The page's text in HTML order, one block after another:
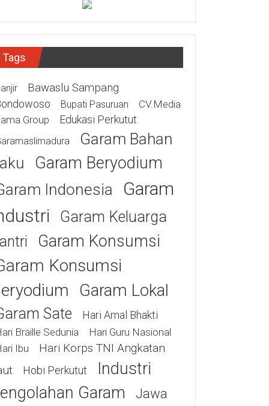
Tags
Bawaslu Sampang
Bupati Pasuruan
CV.Media
Group
Edukasi Perkutut
Garam Bahan
Garam Beryodium
Indonesia
Garam
Garam Keluarga
Garam Konsumsi
Konsumsi
Garam Lokal
Sate Hari Amal Bhakti
Braille Sedunia
Hari Guru Nasional
Ibu
Hari Korps TNI Angkatan
Hobi Perkutut
Industri
Garam
Jawa